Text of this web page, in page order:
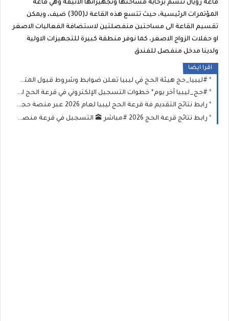
قاعة رويال تتسم برحابة مساحتها وتجهيزاتها الأنيقة وهي قاعة
المؤتمرات الرئيسية، حيث تتسع هذه القاعة لـ(300) ضيف، ويمكن
تقسيم القاعة الى مساحتين منفصلتين لاستضافة الفعاليات الاصغر
او حفلات الزواج الاصغر، كما نوفر منطقة كبيرة للتجهيزات الاولية
ولدينا مدخل منفصل للفندق
اقرا ايضا
#ليبيا_حج هيئة الحج في ليبيا تعلن ضوابط وشروط قبول المتقدمين لموسم حج العام 1447هـ – 2026م رابط التسجيل في القرعة
#حج_ليبيا آخر يوم* خطوات التسجيل الإلكتروني في قرعة الحج ليبيا رابط التقديم عبر منصة "حجاج" لموسم 1447-2026 شفافية عالية
رابط نتائج التقديم فة قرعة الحج ليبيا لعام 2026 عبر منصة حجاج الاستعلام عن أسماء الفائزين في قرعة الحج
رابط نتائج قرعة الحج 2026 #مباشر 🕋 التسجيل في قرعة منصة «حجاج» | مواعيد قرعة الحج 2026 في ليبيا ورابط الشرح والتقديم